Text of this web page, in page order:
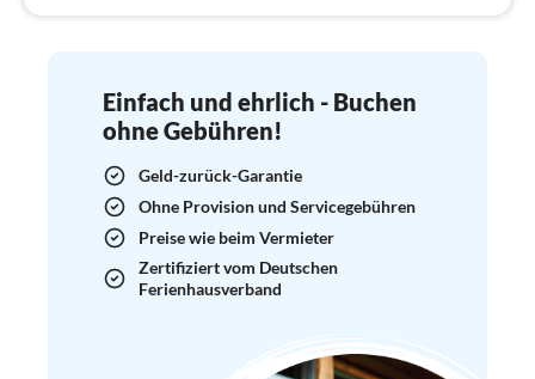
Einfach und ehrlich - Buchen
ohne Gebühren!
Geld-zurück-Garantie
Ohne Provision und Servicegebühren
Preise wie beim Vermieter
Zertifiziert vom Deutschen
Ferienhausverband